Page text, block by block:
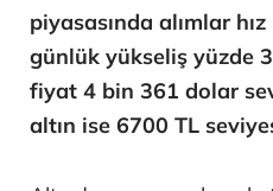
piyasasında alımlar
günlük yükseliş yüzde
fiyat 4 bin 361 dolar
altın ise 6700 TL